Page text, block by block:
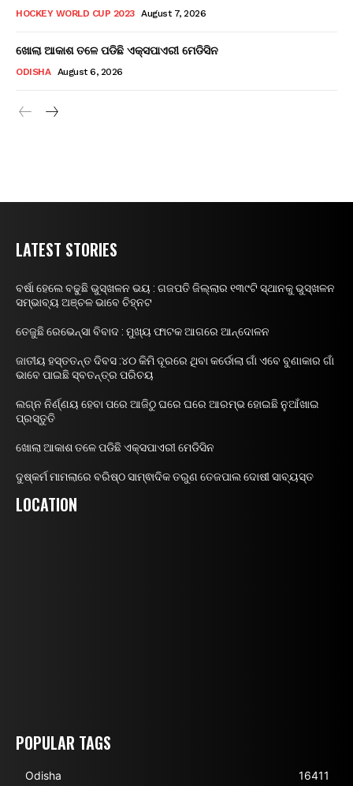
HOCKEY WORLD CUP 2023 August 7, 2026
ଖୋଲା ଆକାଶ ତଳେ ପଡିଛି ଏକ୍ସପାଏରୀ ମେଡିସିନ
ODISHA August 6, 2026
LATEST STORIES
ବର୍ଷା ହେଲେ ବଢୁଛି ଭୁସ୍ଖଳନ ଭୟ : ଗଜପତି ଜିଲ୍ଲାର ୧୩୯ଟି ସ୍ଥାନକୁ ଭୁସ୍ଖଳନ
ସମ୍ଭାବ୍ୟ ଅଞ୍ଚଳ ଭାବେ ଚିହ୍ନଟ
ତେଜୁଛି ରେଭେନ୍ସା ବିବାଦ : ମୁଖ୍ୟ ଫାଟକ ଆଗରେ ଆନ୍ଦୋଳନ
ଜାତୀୟ ହସ୍ତତନ୍ତ ଦିବସ :୪୦ କିମି ଦୂରରେ ଥିବା କର୍ଡୋଲା ଗାଁ ଏବେ ବୁଣାକାର ଗାଁ
ଭାବେ ପାଇଛି ସ୍ବତନ୍ତ୍ର ପରିଚୟ
ଲଗ୍ନ ନିର୍ଣ୍ଣୟ ହେବା ପରେ ଆଜିଠୁ ଘରେ ଘରେ ଆରମ୍ଭ ହୋଇଛି ନୁଆଁଖାଇ
ପ୍ରସ୍ତୁତି
ଖୋଲା ଆକାଶ ତଳେ ପଡିଛି ଏକ୍ସପାଏରୀ ମେଡିସିନ
ଦୁଷ୍କର୍ମ ମାମଲାରେ ବରିଷ୍ଠ ସାମ୍ଵାଦିକ ତରୁଣ ତେଜପାଲ ଦୋଷୀ ସାବ୍ୟସ୍ତ
LOCATION
POPULAR TAGS
Odisha
16411